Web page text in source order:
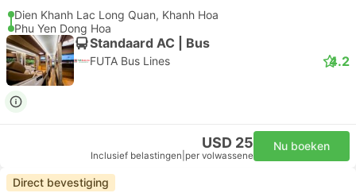
Dien Khanh Lac Long Quan, Khanh Hoa
Phu Yen Dong Hoa
Standaard AC | Bus
FUTA Bus Lines 4.2
USD 25
Inclusief belastingen per volwassene
Nu boeken
Direct bevestiging